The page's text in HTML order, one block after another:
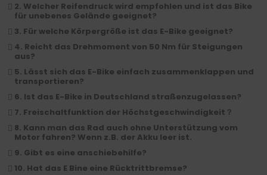
2. Welcher Reifendruck wird empfohlen und ist das Bike
für unebenes Gelände geeignet?
3. Für welche Körpergröße ist das E-Bike geeignet?
4. Reicht das Drehmoment von 50 Nm für Steigungen
aus?
5. Lässt sich das E-Bike einfach zusammenklappen und
transportieren?
6. Ist das E-Bike in Deutschland straßenzugelassen?
7. Freischaltfunktion der Höchstgeschwindigkeit？
8. Kann man das Rad auch ohne Unterstützung vom
Motor fahren? Wenn z.B. der Akku leer ist.
9. Gibt es eine anschiebehilfe?
10. Hat das E Bine eine Rücktrittbremse?